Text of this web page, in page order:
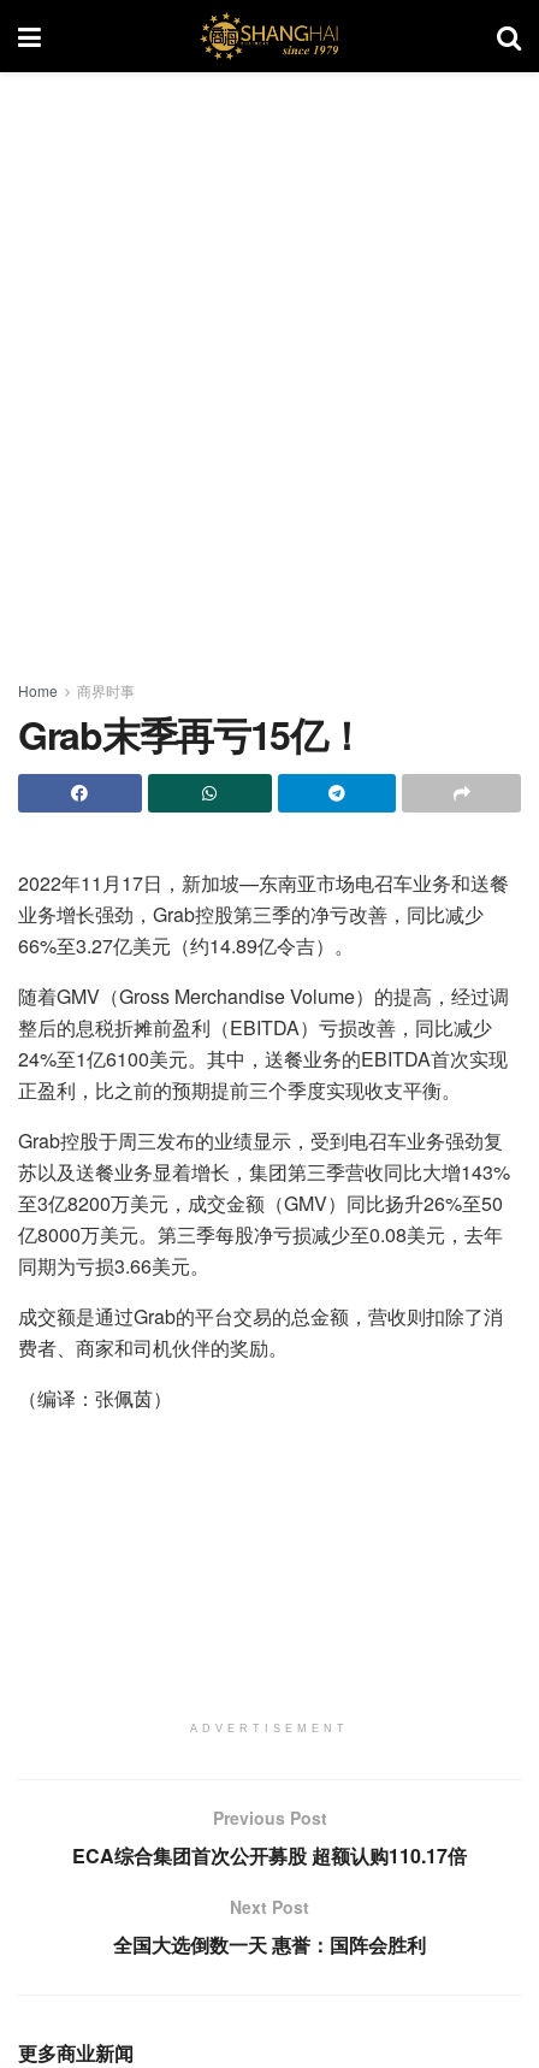
Home 商界时事
Grab末季再亏15亿！
2022年11月17日，新加坡—东南亚市场电召车业务和送餐
业务增长强劲，Grab控股第三季的净亏改善，同比减少
66%至3.27亿美元（约14.89亿令吉）。
随着GMV（Gross Merchandise Volume）的提高，经过调
整后的息税折摊前盈利（EBITDA）亏损改善，同比减少
24%至1亿6100美元。其中，送餐业务的EBITDA首次实现
正盈利，比之前的预期提前三个季度实现收支平衡。
Grab控股于周三发布的业绩显示，受到电召车业务强劲复
苏以及送餐业务显着增长，集团第三季营收同比大增143%
至3亿8200万美元，成交金额（GMV）同比扬升26%至50
亿8000万美元。第三季每股净亏损减少至0.08美元，去年
同期为亏损3.66美元。
成交额是通过Grab的平台交易的总金额，营收则扣除了消
费者、商家和司机伙伴的奖励。
（编译：张佩茵）
ADVERTISEMENT
Previous Post
ECA综合集团首次公开募股 超额认购110.17倍
Next Post
全国大选倒数一天 惠誉：国阵会胜利
更多商业新闻